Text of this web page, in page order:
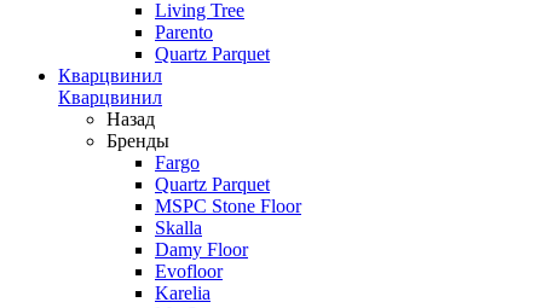
Living Tree
Parento
Quartz Parquet
Кварцвинил
Кварцвинил
Назад
Бренды
Fargo
Quartz Parquet
MSPC Stone Floor
Skalla
Damy Floor
Evofloor
Karelia